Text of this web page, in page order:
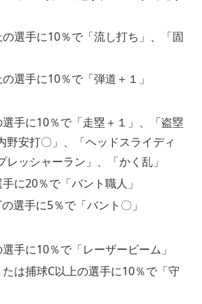
の選手に10％で「流し打ち」、「固
選手に10％で「弾道＋１」
選手に10％で「走塁＋１」、「盗塁
野安打〇」、「ヘッドスライディ
レッシャーラン」、「かく乱」
に20％で「バント職人」
選手に5％で「バント〇」
手に10％で「レーザービーム」
は捕球C以上の選手に10％で「守